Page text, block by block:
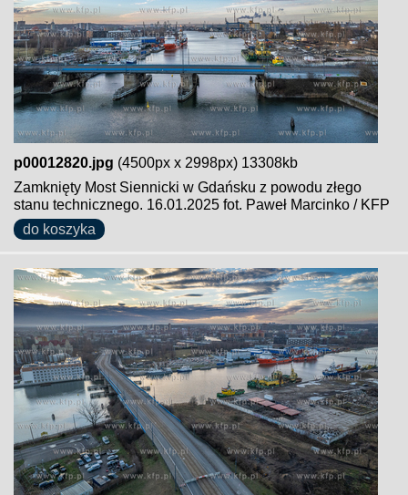
p00012820.jpg (4500px x 2998px) 13308kb
Zamknięty Most Siennicki w Gdańsku z powodu złego
stanu technicznego. 16.01.2025 fot. Paweł Marcinko / KFP
do koszyka